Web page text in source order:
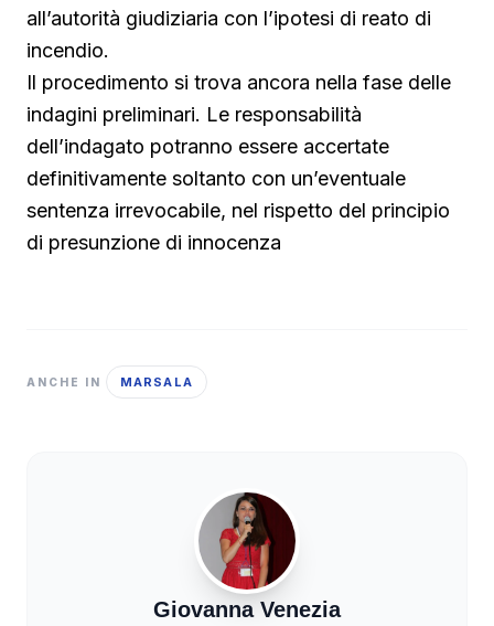
all’autorità giudiziaria con l’ipotesi di reato di
incendio.
Il procedimento si trova ancora nella fase delle
indagini preliminari. Le responsabilità
dell’indagato potranno essere accertate
definitivamente soltanto con un’eventuale
sentenza irrevocabile, nel rispetto del principio
di presunzione di innocenza
ANCHE IN MARSALA
Giovanna Venezia